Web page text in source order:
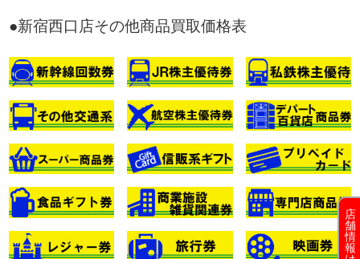
●新宿西口店その他商品買取価格表
店
舗
情
報